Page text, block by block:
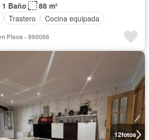
1 Baño
88 m²
Trastero Cocina equipada
Pisos - 990066
12fotos